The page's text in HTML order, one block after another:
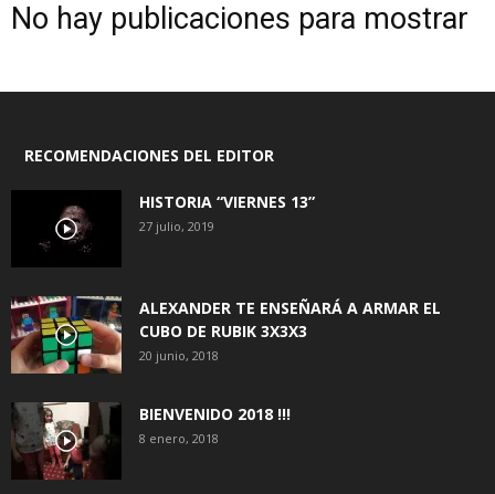
No hay publicaciones para mostrar
RECOMENDACIONES DEL EDITOR
HISTORIA “VIERNES 13”
27 julio, 2019
ALEXANDER TE ENSEÑARÁ A ARMAR EL
CUBO DE RUBIK 3X3X3
20 junio, 2018
BIENVENIDO 2018 !!!
8 enero, 2018